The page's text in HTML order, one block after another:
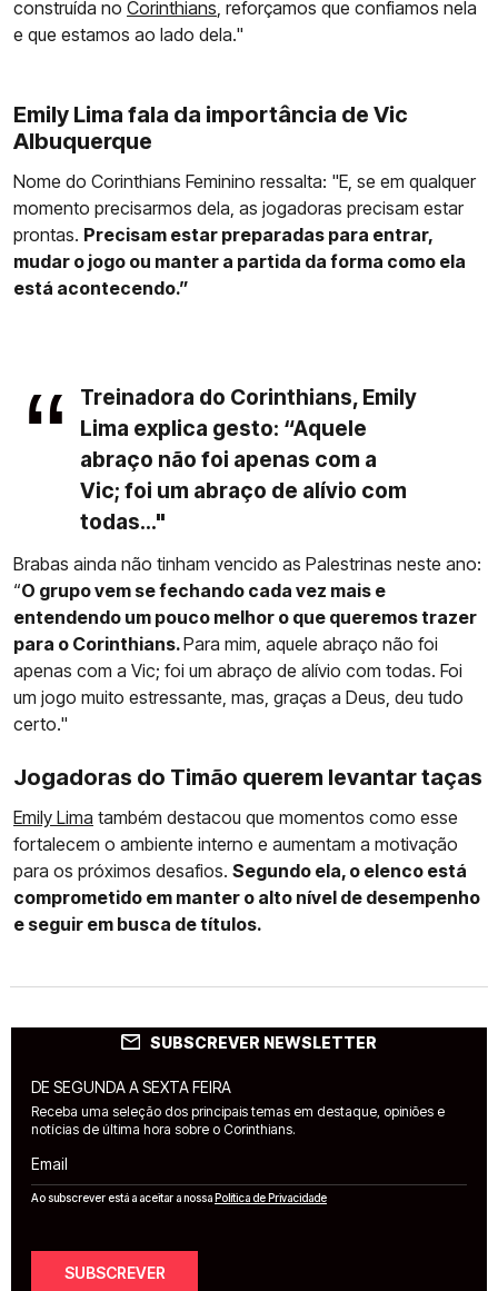
construída no Corinthians , reforçamos que confiamos nela
e que estamos ao lado dela."
Emily Lima fala da importância de Vic
Albuquerque
Nome do Corinthians Feminino ressalta: "E, se em qualquer
momento precisarmos dela, as jogadoras precisam estar
prontas. Precisam estar preparadas para entrar,
mudar o jogo ou manter a partida da forma como ela
está acontecendo.”
Treinadora do Corinthians, Emily
Lima explica gesto: “Aquele
abraço não foi apenas com a
Vic; foi um abraço de alívio com
todas..."
Brabas ainda não tinham vencido as Palestrinas neste ano:
“O grupo vem se fechando cada vez mais e
entendendo um pouco melhor o que queremos trazer
para o Corinthians.Para mim, aquele abraço não foi
apenas com a Vic; foi um abraço de alívio com todas. Foi
um jogo muito estressante, mas, graças a Deus, deu tudo
certo."
Jogadoras do Timão querem levantar taças
Emily Lima também destacou que momentos como esse
fortalecem o ambiente interno e aumentam a motivação
para os próximos desafios. Segundo ela, o elenco está
comprometido em manter o alto nível de desempenho
e seguir em busca de títulos.
SUBSCREVER NEWSLETTER
DE SEGUNDA A SEXTA FEIRA
Receba uma seleção dos principais temas em destaque, opiniões e
notícias de última hora sobre o Corinthians.
Email
Ao subscrever está a aceitar a nossaPolítica de Privacidade
SUBSCREVER